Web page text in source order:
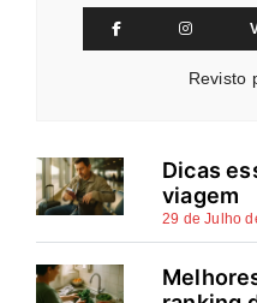
Revisto
Dicas
viagem
29 de Julho